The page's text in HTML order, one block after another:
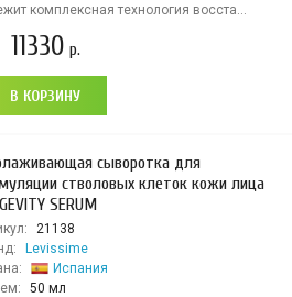
комплексная технология восста...
11330 р.
В КОРЗИНУ
сыворотка для
стволовых клеток кожи лица
SERUM
21138
Levissime
Испания
50 мл